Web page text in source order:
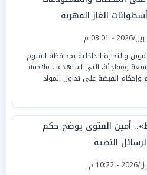
الغاز المهربة
والتجارة الداخلية بمحافظة الفيوم
ومفاجئة، التي استهدفت ملاحقة
وإحكام القبضة على تداول المواد
أمين الفتوى يوضح حكم
النصية